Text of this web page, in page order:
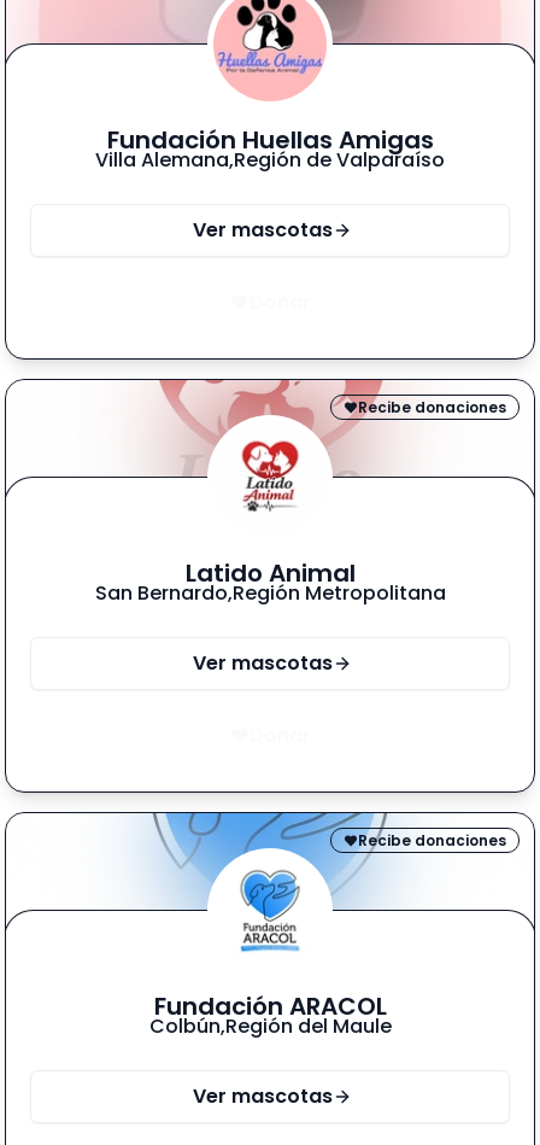
Fundación Huellas Amigas
Villa Alemana,Región de Valparaíso
Ver mascotas
Recibe donaciones
Latido Animal
San Bernardo,Región Metropolitana
Ver mascotas
Recibe donaciones
Fundación ARACOL
Colbún,Región del Maule
Ver mascotas